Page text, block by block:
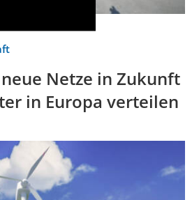
Netze in Zukunft
in Europa verteilen